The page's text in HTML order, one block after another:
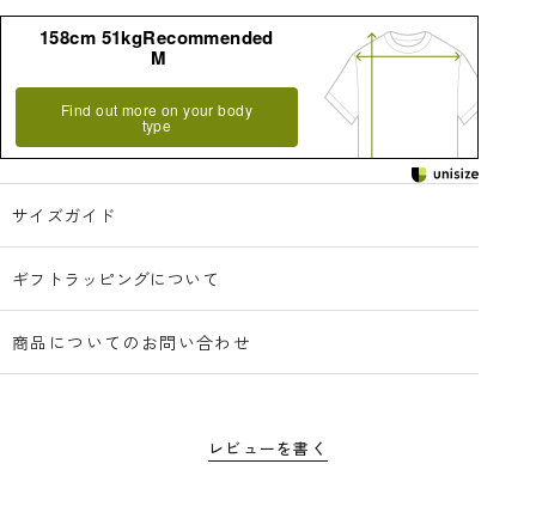
158cm 51kgRecommended
M
Find out more on your body
type
サイズガイド
ギフトラッピングについて
商品についてのお問い合わせ
レビューを書く